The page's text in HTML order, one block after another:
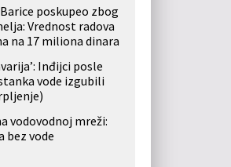
poskupeo zbog
Vrednost radova
na 17 miliona dinara
Inđijci posle
vode izgubili
vodovodnoj mreži:
bez vode